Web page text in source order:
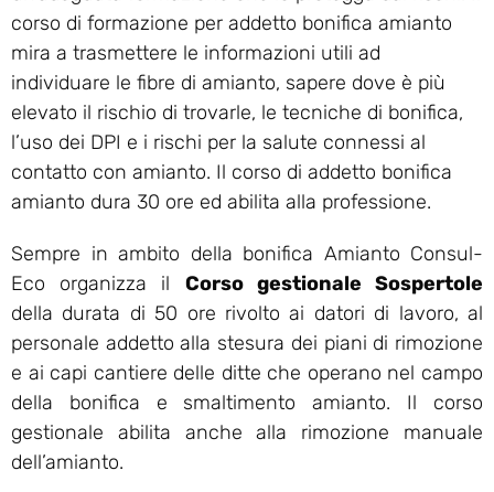
corso di formazione per addetto bonifica amianto
mira a trasmettere le informazioni utili ad
individuare le fibre di amianto, sapere dove è più
elevato il rischio di trovarle, le tecniche di bonifica,
l’uso dei DPI e i rischi per la salute connessi al
contatto con amianto. Il corso di addetto bonifica
amianto dura 30 ore ed abilita alla professione.
Sempre in ambito della bonifica Amianto Consul-
Eco organizza il Corso gestionale Sospertole
della durata di 50 ore rivolto ai datori di lavoro, al
personale addetto alla stesura dei piani di rimozione
e ai capi cantiere delle ditte che operano nel campo
della bonifica e smaltimento amianto. Il corso
gestionale abilita anche alla rimozione manuale
dell’amianto.